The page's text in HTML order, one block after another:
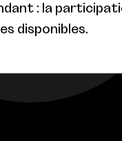
: la
disponibles.